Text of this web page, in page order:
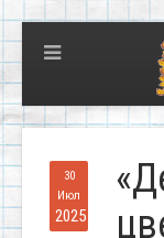
30
Июл
2025